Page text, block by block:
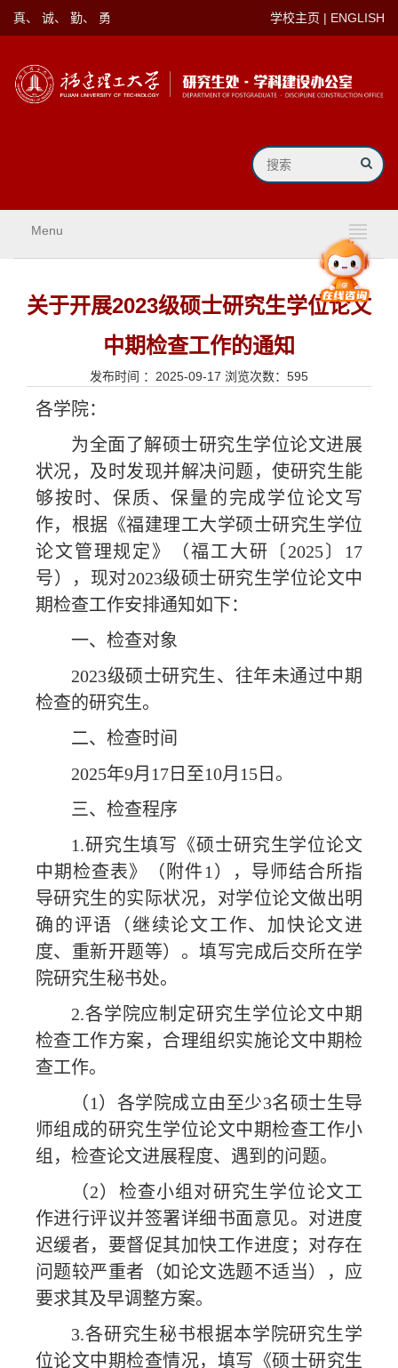
真、 诚、 勤、 勇 学校主页 | ENGLISH
Menu
关于开展2023级硕士研究生学位论文
中期检查工作的通知
发布时间 ：2025-09-17 浏览次数： 595
各学院：
为全面了解硕士研究生学位论文进展
状况，及时发现并解决问题，使研究生能
够按时、保质、保量的完成学位论文写
作，根据《福建理工大学硕士研究生学位
论文管理规定》（福工大研〔 2025〕17
号），现对2023级硕士研究生学位论文中
期检查工作安排通知如下：
一、 检查对象
2023级硕士研究生、 往年未通过中期
检查的研究生。
二、 检查时间
2025年9月17日至10月15日。
三、 检查程序
1.研究生填写《硕士研究生学位论文
中期检查表》（附件1），导师结合所指
导研究生的实际状况，对学位论文做出明
确的评语（继续论文工作、加快论文进
度、重新开题等）。填写完成后交所在学
院研究生秘书处。
2.各学院应制定研究生学位论文中期
检查工作方案，合理组织实施论文中期检
查工作。
（1）各学院成立由至少3名硕士生导
师组成的研究生学位论文中期检查工作小
组，检查论文进展程度、遇到的问题。
（2）检查小组对研究生学位论文工
作进行评议并签署详细书面意见。对进度
迟缓者，要督促其加快工作进度；对存在
问题较严重者（如论文选题不适当），应
要求其及早调整方案。
3.各研究生秘书根据本学院研究生学
位论文中期检查情况，填写《硕士研究生